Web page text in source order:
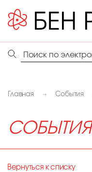
Главная События
СОБЫТИЯ
Вернуться к списку